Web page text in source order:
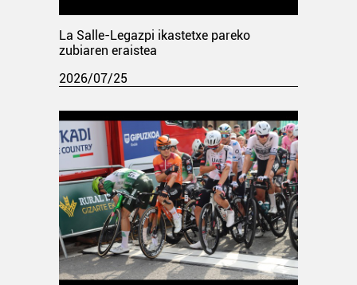
La Salle-Legazpi ikastetxe pareko
zubiaren eraistea
2026/07/25